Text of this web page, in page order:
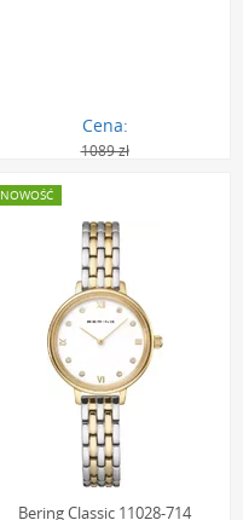
Cena:
1089 zł
Bering Classic 11028-714
NOWOŚĆ